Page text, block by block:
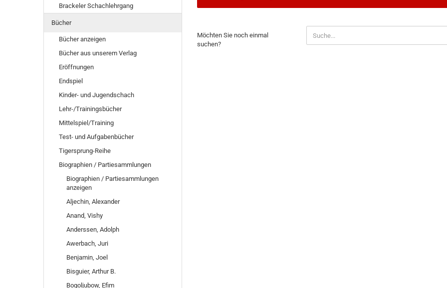
SIE
NOCH
Möchten Sie noch einmal
suchen?
Brackeler Schachlehrgang
Bücher
Bücher anzeigen
Bücher aus unserem Verlag
Eröffnungen
Endspiel
Kinder- und Jugendschach
Lehr-/Trainingsbücher
Mittelspiel/Training
Test- und Aufgabenbücher
Tigersprung-Reihe
Biographien / Partiesammlungen
Biographien / Partiesammlungen
anzeigen
Aljechin, Alexander
Anand, Vishy
Anderssen, Adolph
Awerbach, Juri
Benjamin, Joel
Bisguier, Arthur B.
Bogoljubow, Efim